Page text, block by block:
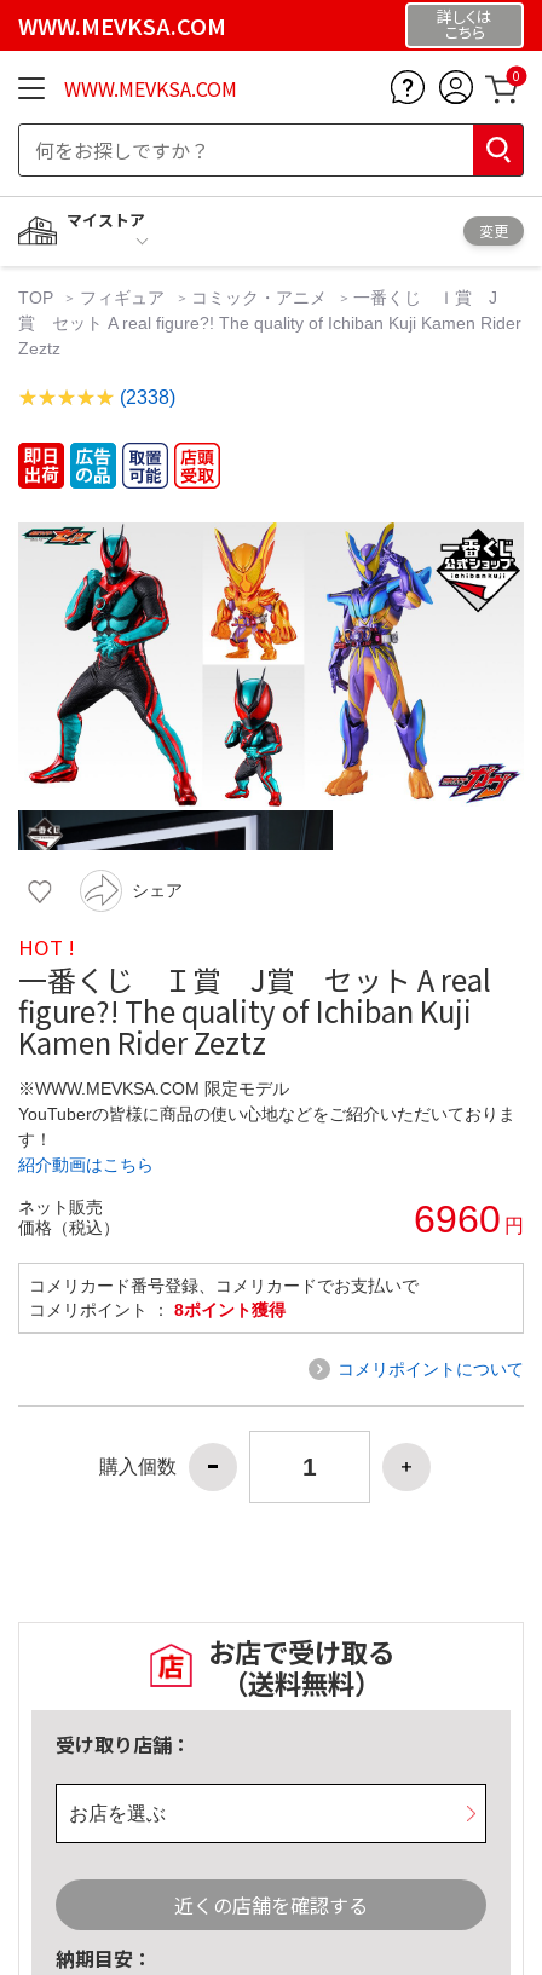
WWW.MEVKSA.COM 詳しくは
こちら
WWW.MEVKSA.COM 0
マイストア
変更
TOP フィギュア コミック・アニメ
一番くじ Ｉ賞 J
賞 セット A real figure?! The quality of Ichiban Kuji Kamen Rider
Zeztz
(2338)
シェア
HOT !
一番くじ Ｉ賞 J賞 セット A real
figure?! The quality of Ichiban Kuji
Kamen Rider Zeztz
※WWW.MEVKSA.COM 限定モデル
YouTuberの皆様に商品の使い心地などをご紹介いただいておりま
す！
紹介動画はこちら
ネット販売
価格（税込）
6960 円
コメリカード番号登録、コメリカードでお支払いで
コメリポイント ： 8ポイント獲得
コメリポイントについて
購入個数
お店で受け取る
（送料無料）
受け取り店舗：
お店を選ぶ
近くの店舗を確認する
納期目安：